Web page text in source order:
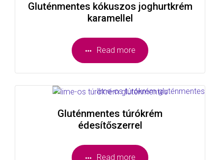
Gluténmentes kókuszos joghurtkrém
karamellel
Read more
Gluténmentes túrókrém
édesítőszerrel
Read more